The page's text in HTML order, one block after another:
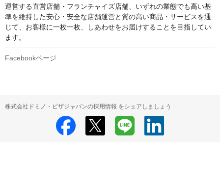
運営する直営店舗・フランチャイズ店舗、いずれの業態でも高い基
準を維持した安心・安全な店舗運営と質の高い商品・サービスを通
じて、お客様に一枚一枚、しあわせをお届けすることを目指してい
ます。
Facebookページ
株式会社ドミノ・ピザジャパンの採用情報 をシェアしましょう